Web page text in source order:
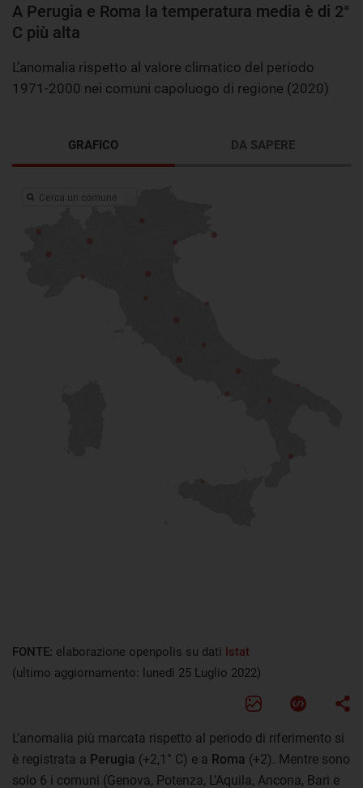
A Perugia e Roma la temperatura media è di 2°
C più alta
L’anomalia rispetto al valore climatico del periodo
1971-2000 nei comuni capoluogo di regione (2020)
GRAFICO DA SAPERE
FONTE: elaborazione openpolis su dati Istat
(ultimo aggiornamento: lunedì 25 Luglio 2022)
L’anomalia più marcata rispetto al periodo di riferimento si
è registrata a Perugia (+2,1° C) e a Roma (+2). Mentre sono
solo 6 i comuni (Genova, Potenza, L’Aquila, Ancona, Bari e